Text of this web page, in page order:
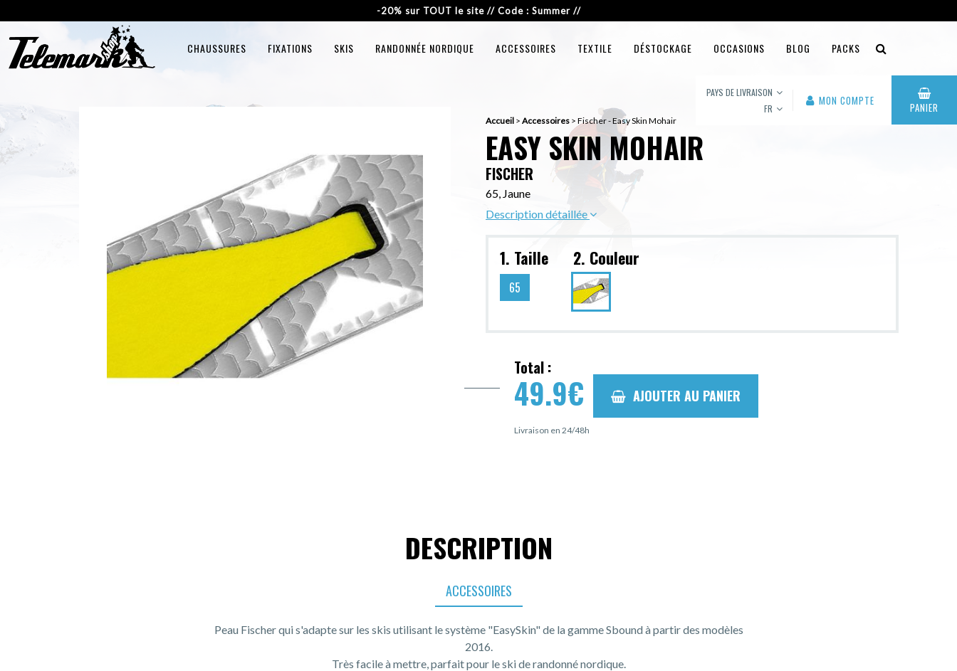
-20% sur TOUT le site // Code : Summer //
CHAUSSURES FIXATIONS SKIS RANDONNÉE NORDIQUE ACCESSOIRES TEXTILE DÉSTOCKAGE OCCASIONS BLOG PACKS
PAYS DE LIVRAISON
FR
MON COMPTE PANIER
Accueil > Accessoires > Fischer - Easy Skin Mohair
EASY SKIN MOHAIR
FISCHER
65, Jaune
Description détaillée
1. Taille
65
2. Couleur
Total :
49.9€ AJOUTER AU PANIER
Livraison en 24/48h
DESCRIPTION
ACCESSOIRES
Peau Fischer qui s'adapte sur les skis utilisant le système "EasySkin" de la gamme Sbound à partir des modèles
2016.
Très facile à mettre, parfait pour le ski de randonné nordique.